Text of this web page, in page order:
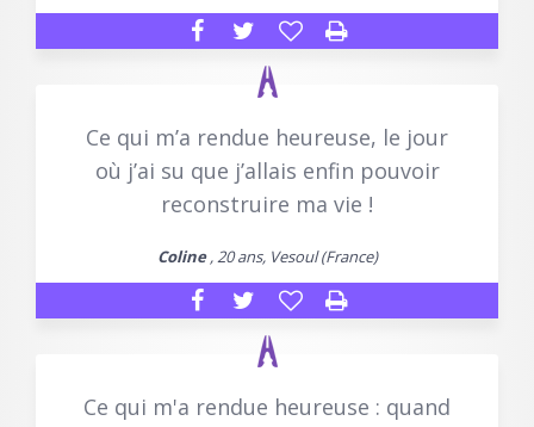
Ce qui m’a rendue heureuse, le jour
où j’ai su que j’allais enfin pouvoir
reconstruire ma vie !
Coline, 20 ans, Vesoul (France)
Ce qui m'a rendue heureuse : quand